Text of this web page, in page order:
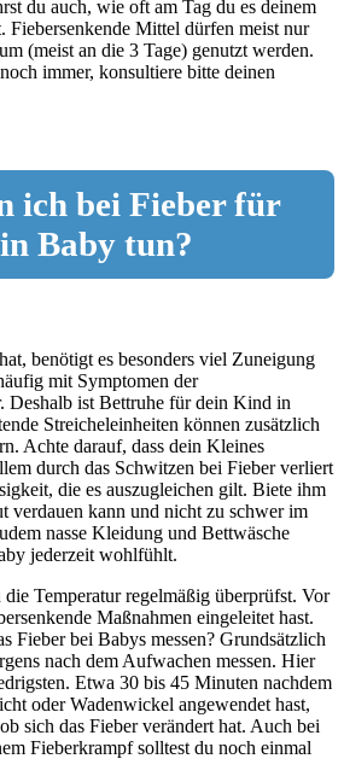
du auch, wie oft am Tag du es deinem
Fiebersenkende Mittel dürfen meist nur
(meist an die 3 Tage) genutzt werden.
immer, konsultiere bitte deinen
ich bei Fieber für
Baby tun?
benötigt es besonders viel Zuneigung
mit Symptomen der
Deshalb ist Bettruhe für dein Kind in
Streicheleinheiten können zusätzlich
Achte darauf, dass dein Kleines
durch das Schwitzen bei Fieber verliert
die es auszugleichen gilt. Biete ihm
verdauen kann und nicht zu schwer im
nasse Kleidung und Bettwäsche
jederzeit wohlfühlt.
Temperatur regelmäßig überprüfst. Vor
Maßnahmen eingeleitet hast.
Fieber bei Babys messen? Grundsätzlich
nach dem Aufwachen messen. Hier
Etwa 30 bis 45 Minuten nachdem
oder Wadenwickel angewendet hast,
sich das Fieber verändert hat. Auch bei
Fieberkrampf solltest du noch einmal